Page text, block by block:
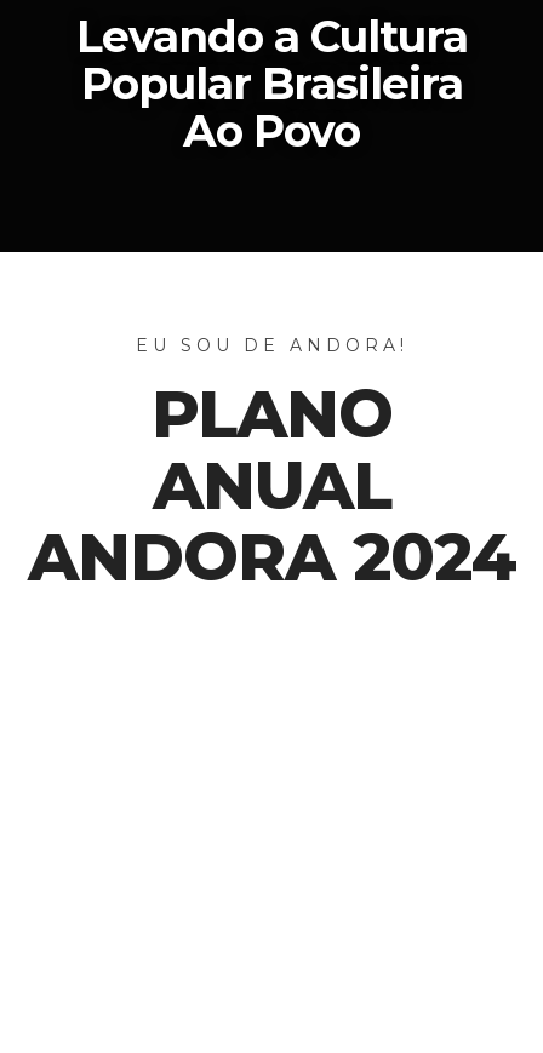
Levando a Cultura
Popular Brasileira
Ao Povo
EU SOU DE ANDORA!
PLANO
ANUAL
ANDORA 2024